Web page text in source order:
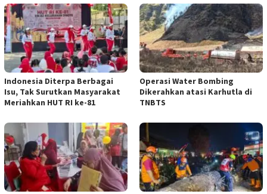
Indonesia Diterpa Berbagai
Isu, Tak Surutkan Masyarakat
Meriahkan HUT RI ke-81
Operasi Water Bombing
Dikerahkan atasi Karhutla di
TNBTS